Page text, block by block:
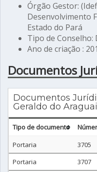
Órgão Gestor:
Desenvolvimento
Estado do Pará
Tipo de Conselho:
Ano de criação :
Documentos
Documentos
Geraldo do
Tipo de documento
Portaria
3705
Portaria
3707